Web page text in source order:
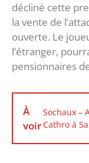
décliné cette
la vente de
ouverte. Le
l’étranger,
pensionnaires
À
voir
Sochaux –
Cathro à